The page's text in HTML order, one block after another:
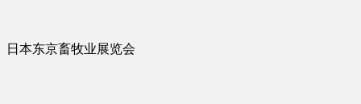
日本东京畜牧业展览会